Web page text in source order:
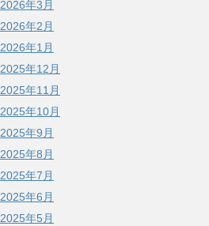
2026年3月
2026年2月
2026年1月
2025年12月
2025年11月
2025年10月
2025年9月
2025年8月
2025年7月
2025年6月
2025年5月